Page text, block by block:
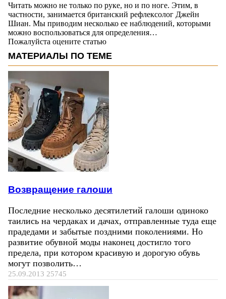
Читать можно не только по руке, но и по ноге. Этим, в
частности, занимается британский рефлексолог Джейн
Шиан. Мы приводим несколько ее наблюдений, которыми
можно воспользоваться для определения…
Пожалуйста оцените статью
МАТЕРИАЛЫ ПО ТЕМЕ
Возвращение галоши
Последние несколько десятилетий галоши одиноко
таились на чердаках и дачах, отправленные туда еще
прадедами и забытые поздними поколениями. Но
развитие обувной моды наконец достигло того
предела, при котором красивую и дорогую обувь
могут позволить…
25.09.2013 25745